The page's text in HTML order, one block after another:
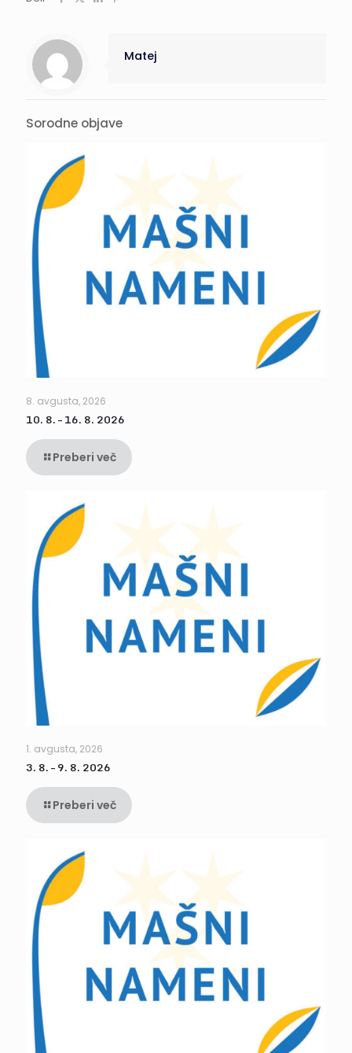
Matej
Sorodne objave
8. avgusta, 2026
10. 8. – 16. 8. 2026
Preberi več
1. avgusta, 2026
3. 8. – 9. 8. 2026
Preberi več